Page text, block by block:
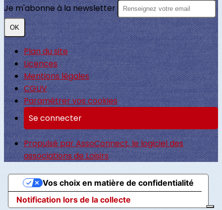
Je m'abonne à la newsletter
OK
Plan du site
Licences
Mentions légales
CGUV
Paramétrer vos cookies
Se connecter
Propulsé par AssoConnect, le logiciel des
associations de Loisirs
Notification lors de la collecte
Vos choix en matière de confidentialité